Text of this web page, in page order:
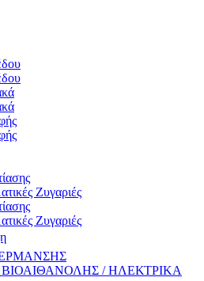
Ζυγαριές
Ζυγαριές
/ ΗΛΕΚΤΡΙΚΑ